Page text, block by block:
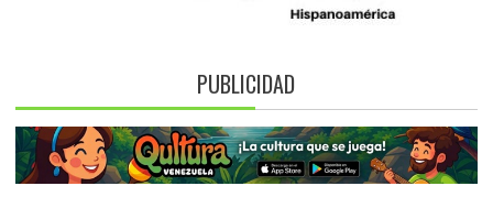
PUBLICIDAD